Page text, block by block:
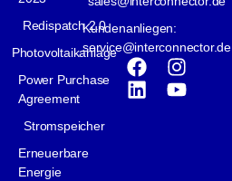
Redispatch 2.0
Photovoltaikanlage
Power Purchase
Agreement
Stromspeicher
Erneuerbare
Energie
Kundenanliegen:
service@interconnector.de